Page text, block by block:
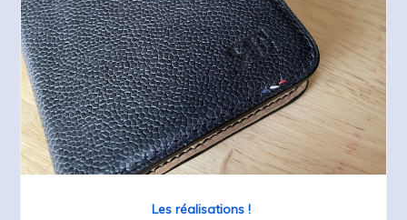
Les réalisations !